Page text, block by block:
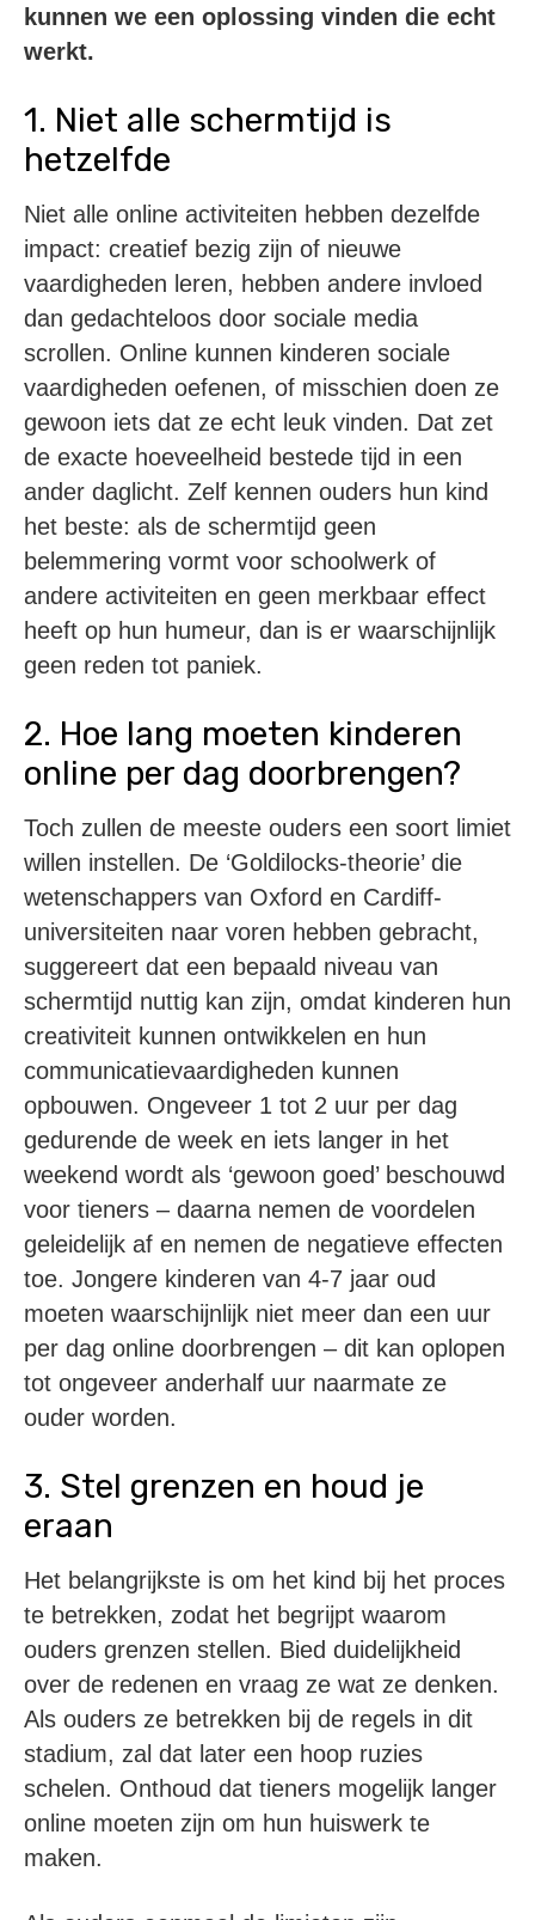
kunnen we een oplossing vinden die echt
werkt.
1. Niet alle schermtijd is
hetzelfde
Niet alle online activiteiten hebben dezelfde
impact: creatief bezig zijn of nieuwe
vaardigheden leren, hebben andere invloed
dan gedachteloos door sociale media
scrollen. Online kunnen kinderen sociale
vaardigheden oefenen, of misschien doen ze
gewoon iets dat ze echt leuk vinden. Dat zet
de exacte hoeveelheid bestede tijd in een
ander daglicht. Zelf kennen ouders hun kind
het beste: als de schermtijd geen
belemmering vormt voor schoolwerk of
andere activiteiten en geen merkbaar effect
heeft op hun humeur, dan is er waarschijnlijk
geen reden tot paniek.
2. Hoe lang moeten kinderen
online per dag doorbrengen?
Toch zullen de meeste ouders een soort limiet
willen instellen. De ‘Goldilocks-theorie’ die
wetenschappers van Oxford en Cardiff-
universiteiten naar voren hebben gebracht,
suggereert dat een bepaald niveau van
schermtijd nuttig kan zijn, omdat kinderen hun
creativiteit kunnen ontwikkelen en hun
communicatievaardigheden kunnen
opbouwen. Ongeveer 1 tot 2 uur per dag
gedurende de week en iets langer in het
weekend wordt als ‘gewoon goed’ beschouwd
voor tieners – daarna nemen de voordelen
geleidelijk af en nemen de negatieve effecten
toe. Jongere kinderen van 4-7 jaar oud
moeten waarschijnlijk niet meer dan een uur
per dag online doorbrengen – dit kan oplopen
tot ongeveer anderhalf uur naarmate ze
ouder worden.
3. Stel grenzen en houd je
eraan
Het belangrijkste is om het kind bij het proces
te betrekken, zodat het begrijpt waarom
ouders grenzen stellen. Bied duidelijkheid
over de redenen en vraag ze wat ze denken.
Als ouders ze betrekken bij de regels in dit
stadium, zal dat later een hoop ruzies
schelen. Onthoud dat tieners mogelijk langer
online moeten zijn om hun huiswerk te
maken.